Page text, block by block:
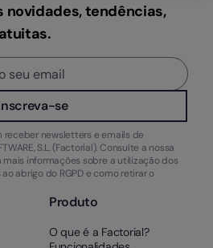
novidades, tendências,
se
receber newsletters e emails de
S.L. (Factorial). Consulte a nossa
mais informações sobre a utilização dos
abrigo do RGPD e como retirar o
Produto
O que é a Factorial?